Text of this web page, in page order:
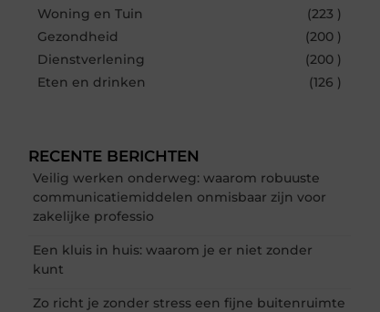
Woning en Tuin
(223 )
Gezondheid
(200 )
Dienstverlening
(200 )
Eten en drinken
(126 )
RECENTE BERICHTEN
Veilig werken onderweg: waarom robuuste
communicatiemiddelen onmisbaar zijn voor
zakelijke professio
Een kluis in huis: waarom je er niet zonder
kunt
Zo richt je zonder stress een fijne buitenruimte